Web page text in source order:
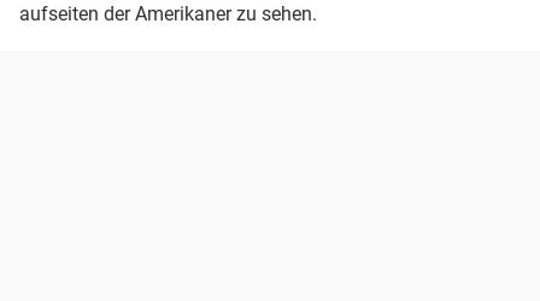
aufseiten der Amerikaner zu sehen.